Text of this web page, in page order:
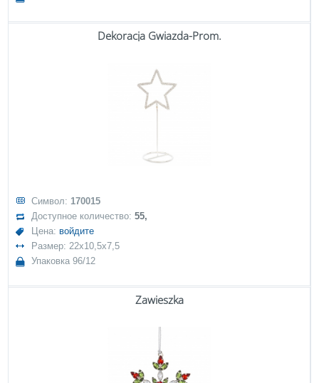
Dekoracja Gwiazda-Prom.
Символ: 170015
Доступное количество:55,
Цена: войдите
Размер: 22x10,5x7,5
Упаковка 96/12
Zawieszka